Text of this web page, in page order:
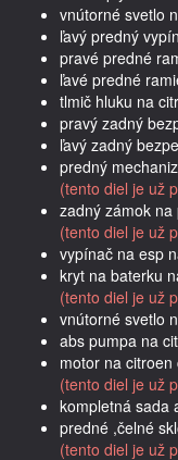
vnútorné svetlo
ľavý predný
pravé predné
ľavé predné
tlmič hluku na
pravý zadný
ľavý zadný
predný
(tento diel je už
zadný zámok
(tento diel je už
vypínač na esp
kryt na baterku
(tento diel je už
vnútorné svetlo
abs pumpa na
motor na citroen
(tento diel je už
kompletná sada
predné ,čelné
(tento diel je už